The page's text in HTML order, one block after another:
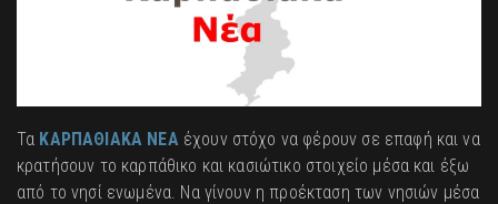
Τα ΚΑΡΠΑΘΙΑΚΑ ΝΕΑέχουν στόχο να φέρουν σε επαφή και να
κρατήσουν το καρπάθικο και κασιώτικο στοιχείο μέσα και έξω
από το νησί ενωμένα. Να γίνουν η προέκταση των νησιών μέσα